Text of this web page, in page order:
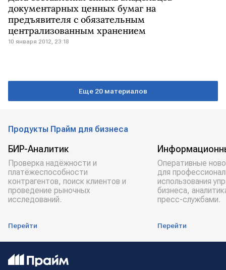
документарных ценных бумаг на
предъявителя с обязательным
централизованным хранением
10 января 2012, 23:18
Еще 20 материалов
Продукты Прайм для бизнеса
БИР-Аналитик
Проверка надёжности и
платёжеспособности
контрагентов, поиск клиентов и
проведение рыночных
исследований.
Перейти
Оперативные
для
использования
бизнеса,
пресс-службами.
Перейти